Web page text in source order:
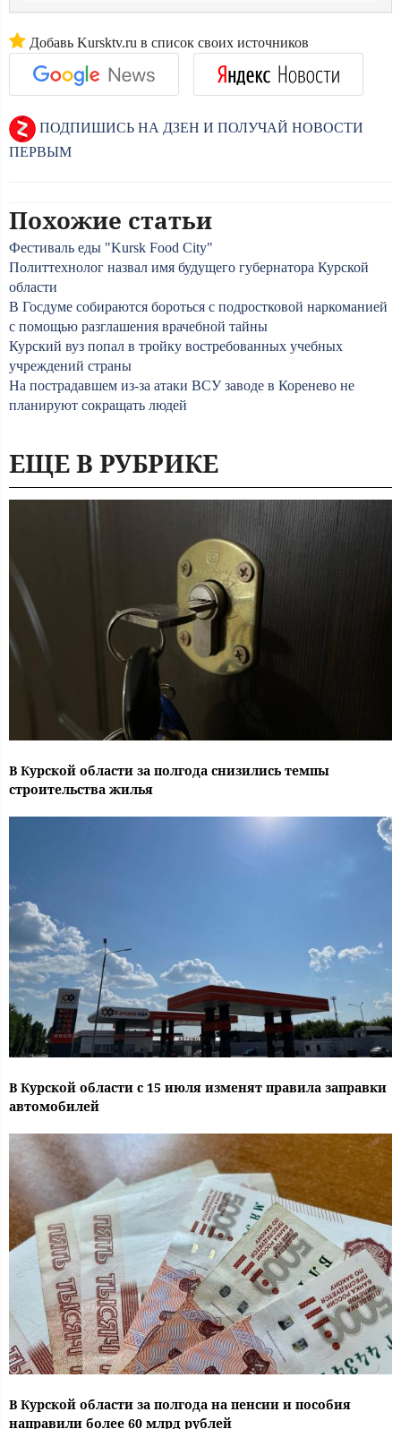
Добавь Kursktv.ru в список своих источников
ПОДПИШИСЬ НА ДЗЕН И ПОЛУЧАЙ НОВОСТИ
ПЕРВЫМ
Похожие статьи
Фестиваль еды "Kursk Food City"
Политтехнолог назвал имя будущего губернатора Курской
области
В Госдуме собираются бороться с подростковой наркоманией
с помощью разглашения врачебной тайны
Курский вуз попал в тройку востребованных учебных
учреждений страны
На пострадавшем из-за атаки ВСУ заводе в Коренево не
планируют сокращать людей
ЕЩЕ В РУБРИКЕ
В Курской области за полгода снизились темпы
строительства жилья
В Курской области с 15 июля изменят правила заправки
автомобилей
В Курской области за полгода на пенсии и пособия
направили более 60 млрд рублей